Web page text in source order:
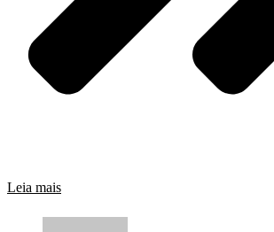
Leia mais